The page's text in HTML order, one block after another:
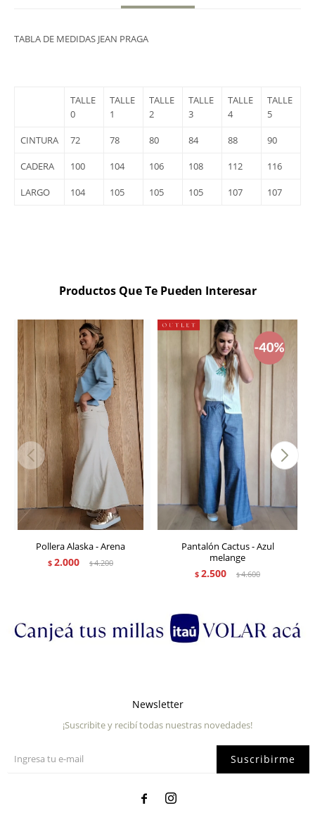
TABLA DE MEDIDAS JEAN PRAGA
TALLE
0
TALLE
1
TALLE
2
TALLE
3
TALLE
4
TALLE
5
CINTURA 72 78 80 84 88 90
CADERA 100 104 106 108 112 116
LARGO 104 105 105 105 107 107
Productos Que Te Pueden Interesar
Pollera Alaska - Arena
$ 2.000 $4.200
Pantalón Cactus - Azul
melange
$ 2.500 $4.600
Newsletter
¡Suscribite y recibí todas nuestras novedades!
Suscribirme
 